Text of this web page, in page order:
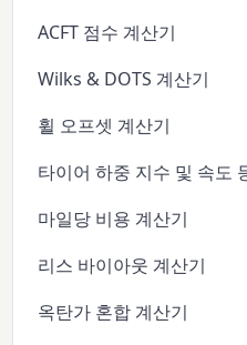
ACFT 점수 계산기
Wilks & DOTS 계산기
휠 오프셋 계산기
타이어 하중 지수 및 속도
마일당 비용 계산기
리스 바이아웃 계산기
옥탄가 혼합 계산기